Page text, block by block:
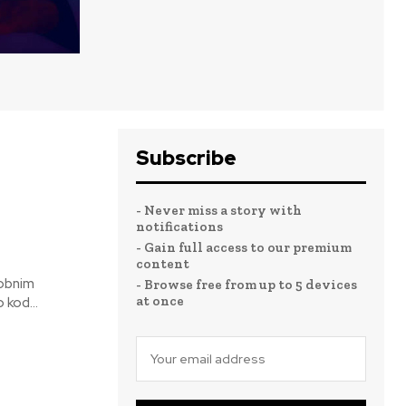
Subscribe
- Never miss a story with
notifications
- Gain full access to our premium
content
- Browse free from up to 5 devices
at once